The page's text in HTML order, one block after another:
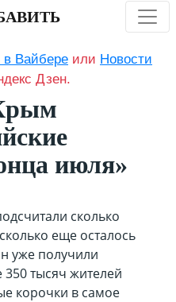
Вайбере или Новости
Дзен.
июля»
сколько
еще осталось
уже получили
тысяч жителей
корочки в самое